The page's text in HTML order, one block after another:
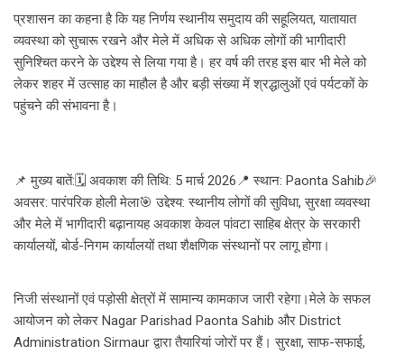
प्रशासन का कहना है कि यह निर्णय स्थानीय समुदाय की सहूलियत, यातायात
व्यवस्था को सुचारू रखने और मेले में अधिक से अधिक लोगों की भागीदारी
सुनिश्चित करने के उद्देश्य से लिया गया है। हर वर्ष की तरह इस बार भी मेले को
लेकर शहर में उत्साह का माहौल है और बड़ी संख्या में श्रद्धालुओं एवं पर्यटकों के
पहुंचने की संभावना है।
📌 मुख्य बातें:🗓 अवकाश की तिथि: 5 मार्च 2026📍 स्थान: Paonta Sahib🎉
अवसर: पारंपरिक होली मेला🎯 उद्देश्य: स्थानीय लोगों की सुविधा, सुरक्षा व्यवस्था
और मेले में भागीदारी बढ़ानायह अवकाश केवल पांवटा साहिब क्षेत्र के सरकारी
कार्यालयों, बोर्ड-निगम कार्यालयों तथा शैक्षणिक संस्थानों पर लागू होगा।
निजी संस्थानों एवं पड़ोसी क्षेत्रों में सामान्य कामकाज जारी रहेगा।मेले के सफल
आयोजन को लेकर Nagar Parishad Paonta Sahib और District
Administration Sirmaur द्वारा तैयारियां जोरों पर हैं। सुरक्षा, साफ-सफाई,